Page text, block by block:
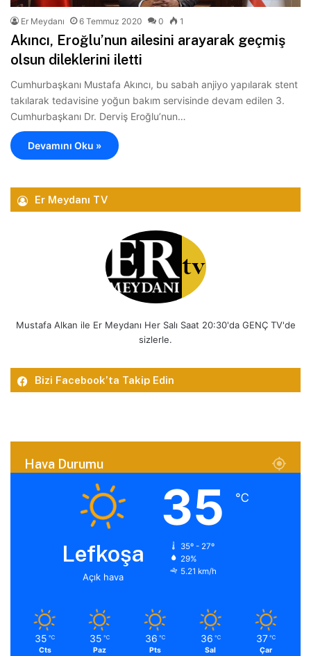
Er Meydanı 6 Temmuz 2020 0 1
Akıncı, Eroğlu’nun ailesini arayarak geçmiş
olsun dileklerini iletti
Cumhurbaşkanı Mustafa Akıncı, bu sabah anjiyo yapılarak stent
takılarak tedavisine yoğun bakım servisinde devam edilen 3.
Cumhurbaşkanı Dr. Derviş Eroğlu’nun…
Devamını Oku »
Er Meydanı TV
Mustafa Alkan ile Er Meydanı Her Salı Saat 20:30'da GENÇ TV'de
sizlerle.
Bizi Facebook’ta Takip Edin
Hava Durumu
Lefkoşa
Açık hava
35 ℃
35º - 27º
29%
5.21 km/h
35 ℃
Cts
35 ℃
Paz
36 ℃
Pts
36 ℃
Sal
37 ℃
Çar